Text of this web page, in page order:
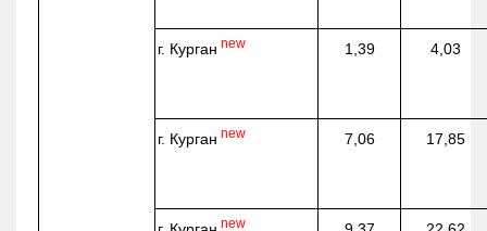
г. Курган new 1,39 4,03
г. Курган new 7,06 17,85
new